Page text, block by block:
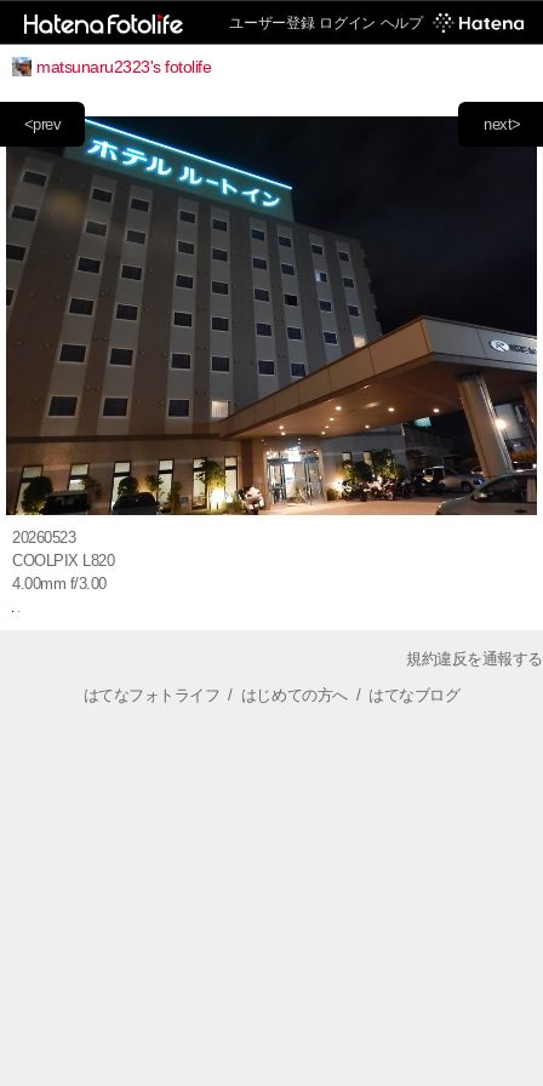
ユーザー登録 ログイン ヘルプ
matsunaru2323's fotolife
next>
<prev
20260523
COOLPIX L820
4.00mm f/3.00
規約違反を通報する
はてなフォトライフ / はじめての方へ/ はてなブログ